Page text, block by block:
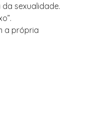
sexualidade.
a própria